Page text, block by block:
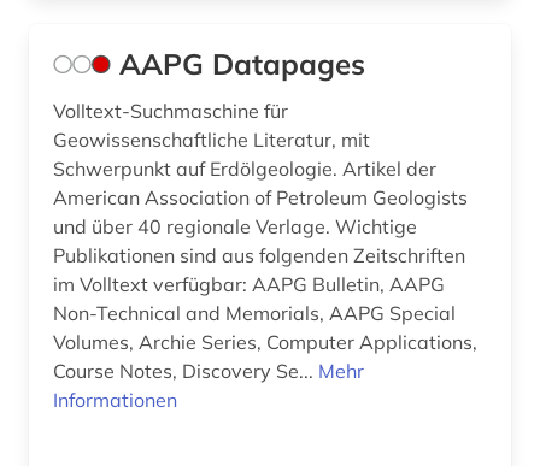
barock (1)
barßel (1)
basel (3)
bauwesen (1)
bayerisch-schwaben (2)
bayerische staatsbibliothek (6)
AAPG Datapages
Volltext-Suchmaschine für
Geowissenschaftliche Literatur, mit
Schwerpunkt auf Erdölgeologie. Artikel der
American Association of Petroleum Geologists
und über 40 regionale Verlage. Wichtige
Publikationen sind aus folgenden Zeitschriften
im Volltext verfügbar: AAPG Bulletin, AAPG
Non-Technical and Memorials, AAPG Special
Volumes, Archie Series, Computer Applications,
Course Notes, Discovery Se... Mehr
Informationen